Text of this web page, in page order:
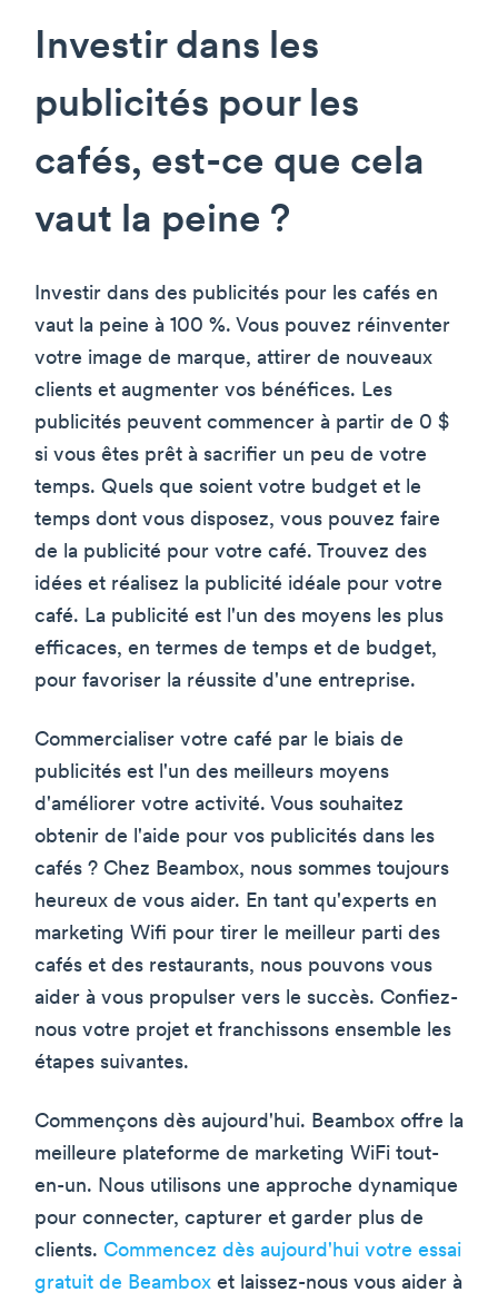
Investir dans les
publicités pour les
cafés, est-ce que cela
vaut la peine ?
Investir dans des publicités pour les cafés en
vaut la peine à 100 %. Vous pouvez réinventer
votre image de marque, attirer de nouveaux
clients et augmenter vos bénéfices. Les
publicités peuvent commencer à partir de 0 $
si vous êtes prêt à sacrifier un peu de votre
temps. Quels que soient votre budget et le
temps dont vous disposez, vous pouvez faire
de la publicité pour votre café. Trouvez des
idées et réalisez la publicité idéale pour votre
café. La publicité est l'un des moyens les plus
efficaces, en termes de temps et de budget,
pour favoriser la réussite d'une entreprise.
Commercialiser votre café par le biais de
publicités est l'un des meilleurs moyens
d'améliorer votre activité. Vous souhaitez
obtenir de l'aide pour vos publicités dans les
cafés ? Chez Beambox, nous sommes toujours
heureux de vous aider. En tant qu'experts en
marketing Wifi pour tirer le meilleur parti des
cafés et des restaurants, nous pouvons vous
aider à vous propulser vers le succès. Confiez-
nous votre projet et franchissons ensemble les
étapes suivantes.
Commençons dès aujourd'hui. Beambox offre la
meilleure plateforme de marketing WiFi tout-
en-un. Nous utilisons une approche dynamique
pour connecter, capturer et garder plus de
clients. Commencez dès aujourd'hui votre essai
gratuit de Beambox et laissez-nous vous aider à